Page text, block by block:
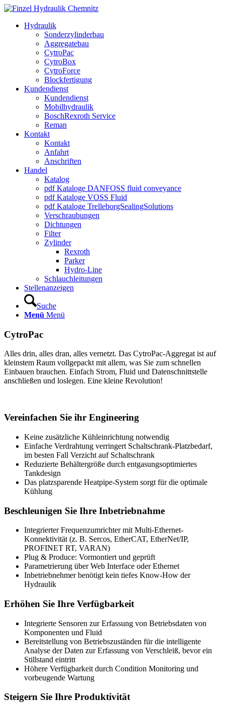
Hydraulik
Sonderzylinderbau
Aggregatebau
CytroPac
CytroBox
CytroForce
Blockfertigung
Kundendienst
Kundendienst
Mobilhydraulik
BoschRexroth Service
Reman
Kontakt
Kontakt
Anfahrt
Anschriften
Handel
Katalog
pdf Kataloge DANFOSS fluid conveyance
pdf Kataloge VOSS Fluid
pdf Kataloge TrelleborgSealingSolutions
Verschraubungen
Dichtungen
Filter
Zylinder
Rexroth
Parker
Hydro-Line
Schlauchleitungen
Stellenanzeigen
Suche
Menü Menü
CytroPac
Alles drin, alles dran, alles vernetzt. Das CytroPac-Aggregat ist auf
kleinstem Raum vollgepackt mit allem, was Sie zum schnellen
Einbauen brauchen. Einfach Strom, Fluid und Datenschnittstelle
anschließen und loslegen. Eine kleine Revolution!
Vereinfachen Sie ihr Engineering
Keine zusätzliche Kühleinrichtung notwendig
Einfache Verdrahtung verringert Schaltschrank-Platzbedarf,
im besten Fall Verzicht auf Schaltschrank
Reduzierte Behältergröße durch entgasungsoptimiertes
Tankdesign
Das platzsparende Heatpipe-System sorgt für die optimale
Kühlung
Beschleunigen Sie Ihre Inbetriebnahme
Integrierter Frequenzumrichter mit Multi-Ethernet-
Konnektivität (z. B. Sercos, EtherCAT, EtherNet/IP,
PROFINET RT, VARAN)
Plug & Produce: Vormontiert und geprüft
Parametrierung über Web Interface oder Ethernet
Inbetriebnehmer benötigt kein tiefes Know-How der
Hydraulik
Erhöhen Sie Ihre Verfügbarkeit
Integrierte Sensoren zur Erfassung von Betriebsdaten von
Komponenten und Fluid
Bereitstellung von Betriebszuständen für die intelligente
Analyse der Daten zur Erfassung von Verschleiß, bevor ein
Stillstand eintritt
Höhere Verfügbarkeit durch Condition Monitoring und
vorbeugende Wartung
Steigern Sie Ihre Produktivität